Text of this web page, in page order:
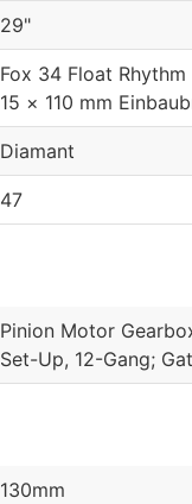
29"
Fox 34 Float
15 × 110 mm
Diamant
47
Pinion Motor
Set-Up, 12-Gang;
130mm